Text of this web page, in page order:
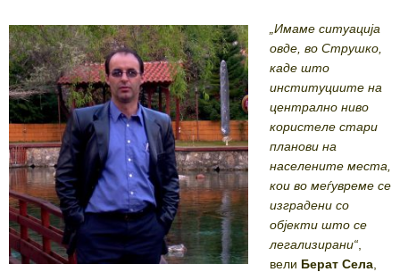
„Имаме ситуација
овде, во Струшко,
каде што
институциите на
централно ниво
користеле стари
планови на
населените места,
кои во меѓувреме се
изградени со
објекти што се
легализирани“
вели Берат Села